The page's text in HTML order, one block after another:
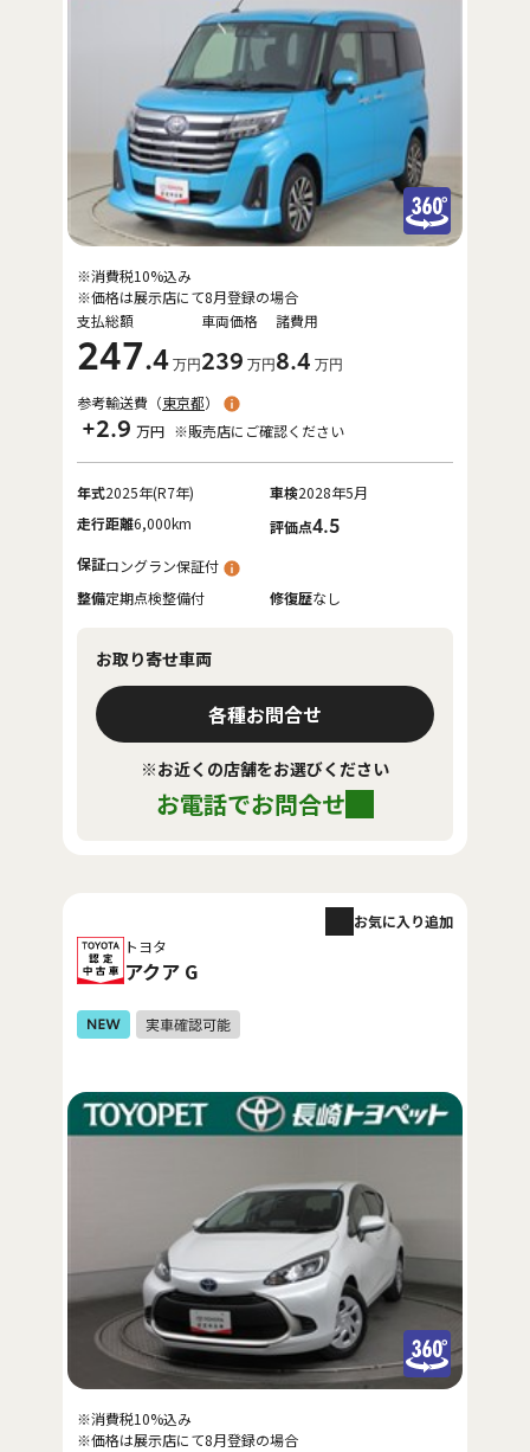
支払総額
247.4 万円
車両価格
239 万円
諸費用
8.4 万円
※消費税10%込み
※価格は展示店にて8月登録の場合
参考輸送費（東京都）
+2.9 万円 ※販売店にご確認ください
年式2025年(R7年) 車検2028年5月
走行距離6,000km 評価点4.5
保証ロングラン保証付
整備定期点検整備付 修復歴なし
お取り寄せ車両
各種お問合せ
※お近くの店舗をお選びください
お電話でお問合せ
トヨタ
アクア G
お気に入り追加
※消費税10%込み
※価格は展示店にて8月登録の場合